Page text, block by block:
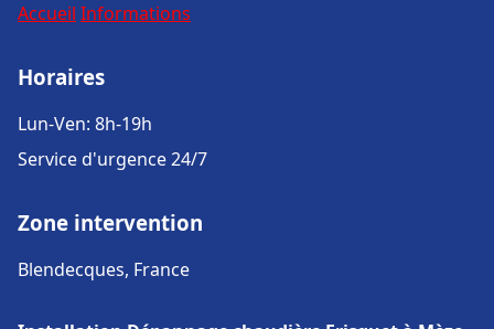
Accueil Informations
Horaires
Lun-Ven: 8h-19h
Service d'urgence 24/7
Zone intervention
Blendecques, France